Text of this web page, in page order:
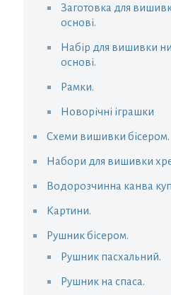
Заготовка для
основі.
Набір для вишивки
основі.
Рамки.
Новорічні іграшки
Схеми вишивки бісером.
Набори для вишивки
Водорозчинна канва
Картини.
Рушник бісером.
Рушник пасхальний.
Рушник на спаса.